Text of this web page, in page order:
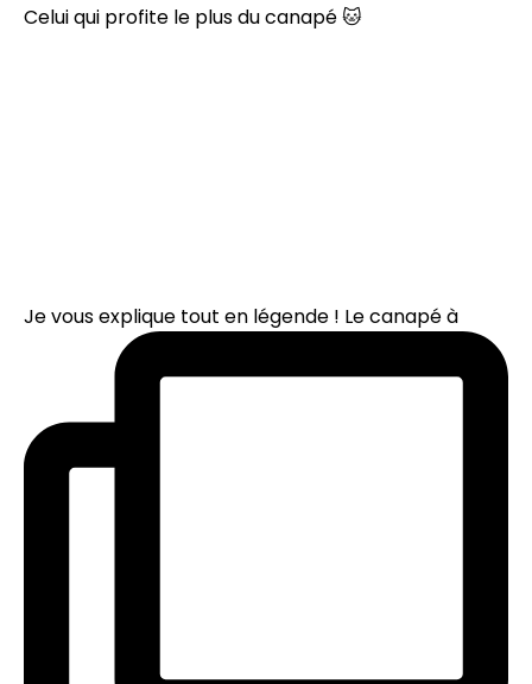
Celui qui profite le plus du canapé 🐱
Je vous explique tout en légende ! Le canapé à